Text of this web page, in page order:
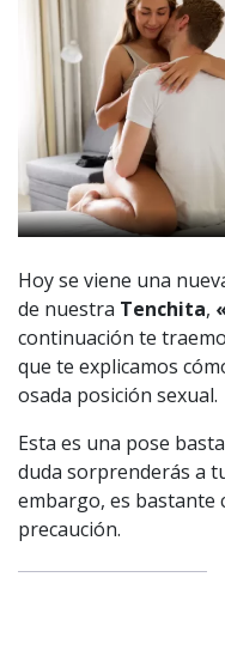
Hoy se viene una
de nuestra Tenchita,
continuación te
que te explicamos
osada posición sexual.
Esta es una pose
duda sorprenderás a
embargo, es bastante
precaución.